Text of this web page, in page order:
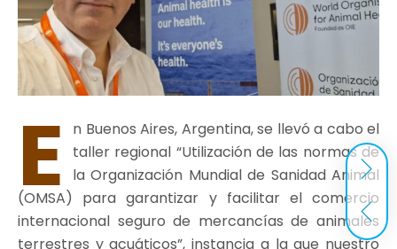
E
n Buenos Aires, Argentina, se llevó a cabo el
taller regional “Utilización de las normas de
la Organización Mundial de Sanidad Animal
(OMSA) para garantizar y facilitar el comercio
internacional seguro de mercancías de animales
terrestres y acuáticos”, instancia a la que nuestro